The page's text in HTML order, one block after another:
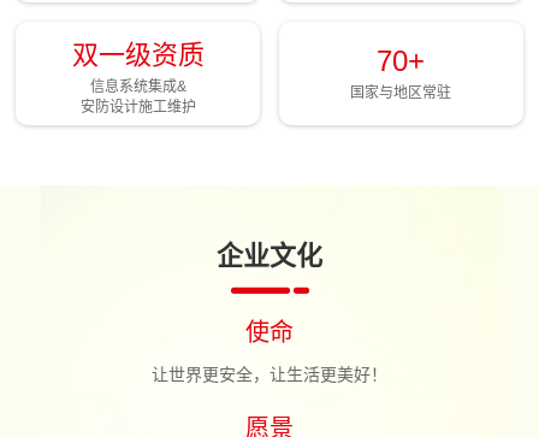
双一级资质
信息系统集成&
安防设计施工维护
70+
国家与地区常驻
企业文化
使命
让世界更安全，让生活更美好！
愿景